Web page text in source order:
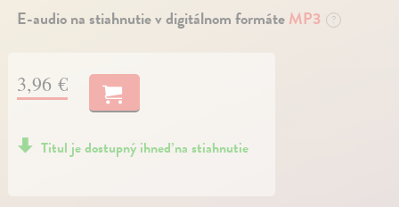
E-audio na stiahnutie v digitálnom formáteMP3 ?
3,96 €
Titul je dostupný ihneď na stiahnutie